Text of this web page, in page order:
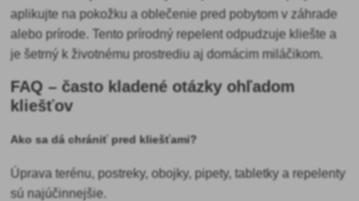
aplikujte na pokožku a oblečenie pred pobytom v záhrade
alebo prírode. Tento prírodný repelent odpudzuje kliešte a
je šetrný k životnému prostrediu aj domácim miláčikom.
FAQ – často kladené otázky ohľadom
kliešťov
Ako sa dá chrániť pred kliešťami?
Úprava terénu, postreky, obojky, pipety, tabletky a repelenty
sú najúčinnejšie.